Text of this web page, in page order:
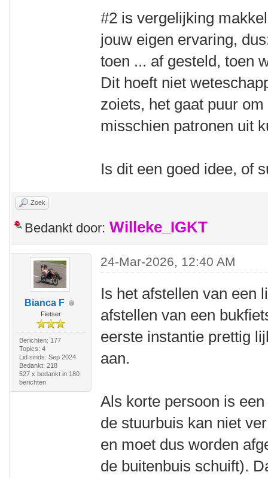
#2 is vergelijking
jouw eigen ervaring,
toen ... af gesteld, toen
Dit hoeft niet
zoiets, het gaat puur
misschien patronen uit
Is dit een goed idee, of
Zoek
Bedankt door: Willeke_IGKT
Bianca F
Fietser
Berichten: 177
Topics: 4
Lid sinds: Sep 2024
Bedankt: 218
527 x bedankt in 180
berichten
24-Mar-2026, 12:40 AM
Is het afstellen van een
afstellen van een
eerste instantie prettig
aan.
Als korte persoon is
de stuurbuis kan niet
en moet dus worden
de buitenbuis schuift).